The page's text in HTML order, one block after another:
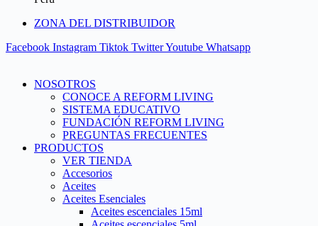
ZONA DEL DISTRIBUIDOR
Facebook Instagram Tiktok TwitterYoutube Whatsapp
NOSOTROS
CONOCE A REFORM LIVING
SISTEMA EDUCATIVO
FUNDACIÓN REFORM LIVING
PREGUNTAS FRECUENTES
PRODUCTOS
VER TIENDA
Accesorios
Aceites
Aceites Esenciales
Aceites escenciales 15ml